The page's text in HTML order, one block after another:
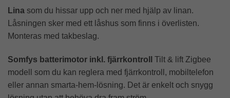
Lina som du hissar upp och ner med hjälp av linan.
Låsningen sker med ett låshus som finns i överlisten.
Monteras med takbeslag.
Somfys batterimotor inkl. fjärrkontroll Tilt & lift Zigbee
modell som du kan reglera med fjärrkontroll, mobiltelefon
eller annan smarta-hem-lösning. Det är enkelt och snygg